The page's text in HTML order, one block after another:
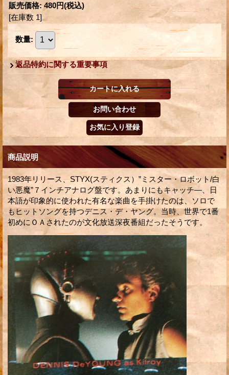
販売価格: 480円(税込)
[在庫数 1]
数量:
返品特約に関する重要事項
商品説明
1983年リリース、STYX(スティクス）”ミスター・ロボット/白
い悪魔”７インチアナログ盤です。あまりにもキャッチ―、日
本語が印象的に使われた有名な楽曲を手掛けたのは、ソロで
もヒットソングを持つデニス・デ・ヤング。当時、世界で1番
初めにＯＡされたのが文化放送深夜番組だったそうです。